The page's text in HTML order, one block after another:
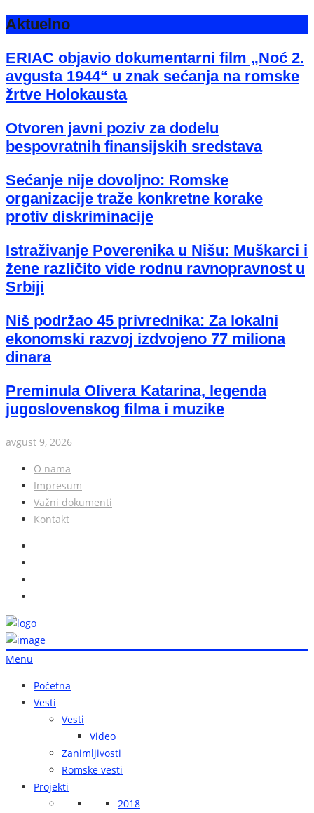
Aktuelno
ERIAC objavio dokumentarni film „Noć 2.
avgusta 1944“ u znak sećanja na romske
žrtve Holokausta
Otvoren javni poziv za dodelu
bespovratnih finansijskih sredstava
Sećanje nije dovoljno: Romske
organizacije traže konkretne korake
protiv diskriminacije
Istraživanje Poverenika u Nišu: Muškarci i
žene različito vide rodnu ravnopravnost u
Srbiji
Niš podržao 45 privrednika: Za lokalni
ekonomski razvoj izdvojeno 77 miliona
dinara
Preminula Olivera Katarina, legenda
jugoslovenskog filma i muzike
avgust 9, 2026
O nama
Impresum
Važni dokumenti
Kontakt
Menu
Početna
Vesti
Vesti
Video
Zanimljivosti
Romske vesti
Projekti
2018